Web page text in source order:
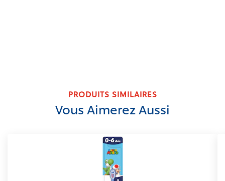
PRODUITS SIMILAIRES
Vous Aimerez Aussi